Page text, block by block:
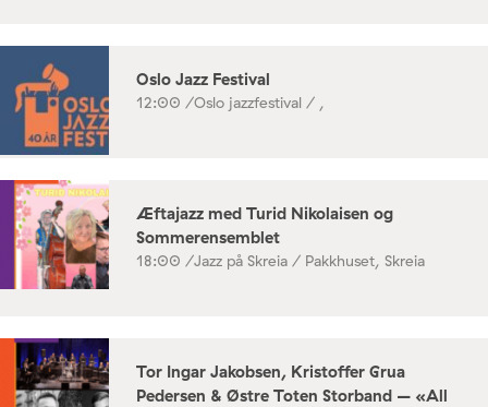
Oslo Jazz Festival
12:00 /Oslo jazzfestival / ,
Æftajazz med Turid Nikolaisen og
Sommerensemblet
18:00 /Jazz på Skreia / Pakkhuset, Skreia
Tor Ingar Jakobsen, Kristoffer Grua
Pedersen & Østre Toten Storband – «All